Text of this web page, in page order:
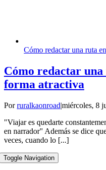
Cómo redactar una ruta
Cómo redactar
forma atractiva
Porruralkaonroad|miércoles, 8
"Viajar es quedarte
en narrador" Además se dice
veces, cuando lo [...]
Toggle Navigation